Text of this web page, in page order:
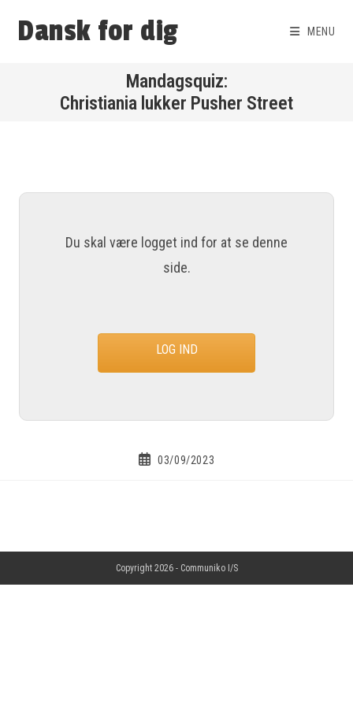
Dansk for dig MENU
Christiania lukker Pusher Street
Du skal være logget ind for at se denne
side.
LOG IND
03/09/2023
Copyright 2026 - Communiko I/S